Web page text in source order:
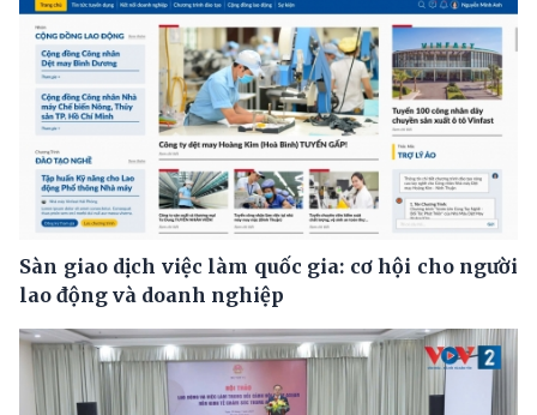
Sàn giao dịch việc làm quốc gia: cơ hội cho người
lao động và doanh nghiệp